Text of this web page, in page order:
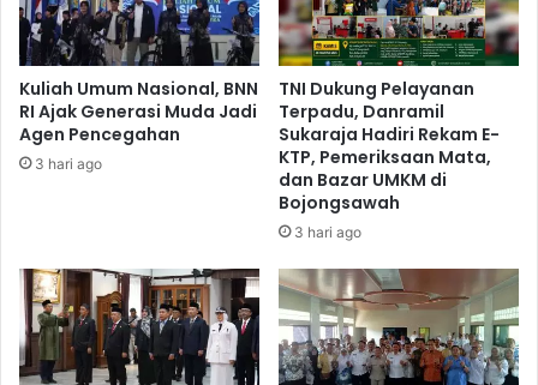
Kuliah Umum Nasional, BNN
RI Ajak Generasi Muda Jadi
Agen Pencegahan
3 hari ago
TNI Dukung Pelayanan
Terpadu, Danramil
Sukaraja Hadiri Rekam E-
KTP, Pemeriksaan Mata,
dan Bazar UMKM di
Bojongsawah
3 hari ago